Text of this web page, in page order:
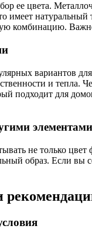
ее цвета.
имеет
комбинацию.
вариантов
и тепла.
подходит для
не только цвет
образ. Если вы